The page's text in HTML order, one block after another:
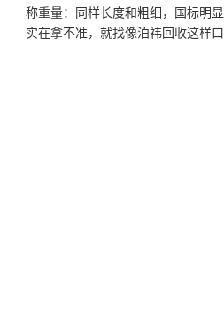
称重量：同样长度和粗细，国标明显
实在拿不准，就找像泊祎回收这样